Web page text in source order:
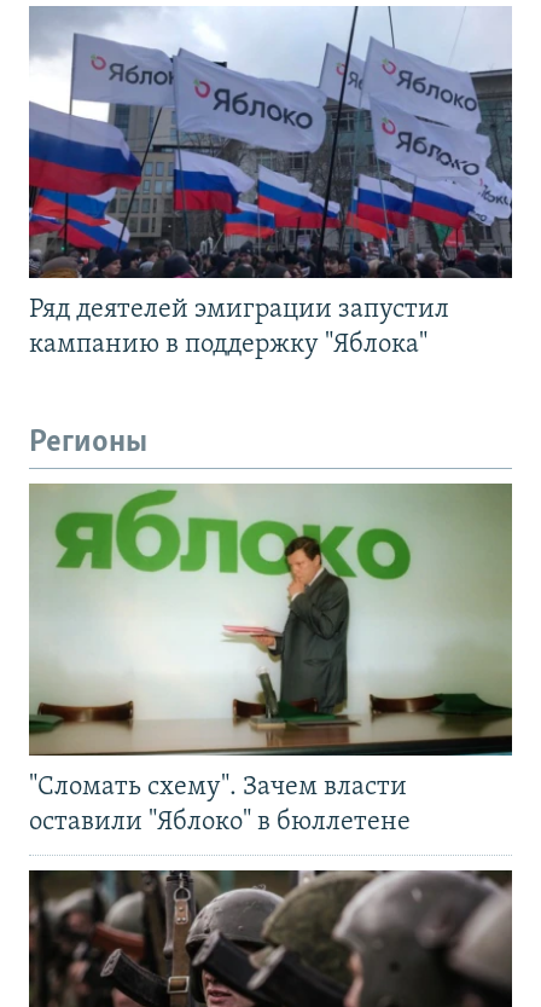
Ряд деятелей эмиграции запустил
кампанию в поддержку "Яблока"
Регионы
"Сломать схему". Зачем власти
оставили "Яблоко" в бюллетене